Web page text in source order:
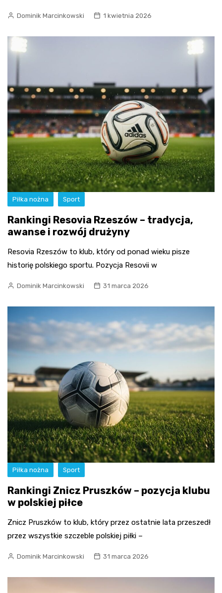
Dominik Marcinkowski 1 kwietnia 2026
Piłka nożna Sport
Rankingi Resovia Rzeszów – tradycja,
awanse i rozwój drużyny
Resovia Rzeszów to klub, który od ponad wieku pisze
historię polskiego sportu. Pozycja Resovii w
Dominik Marcinkowski 31 marca 2026
Piłka nożna Sport
Rankingi Znicz Pruszków – pozycja klubu
w polskiej piłce
Znicz Pruszków to klub, który przez ostatnie lata przeszedł
przez wszystkie szczeble polskiej piłki –
Dominik Marcinkowski 31 marca 2026